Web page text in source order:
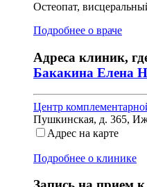
Остеопат,
Подробнее о враче
Адреса клиник,
Бакакина Елена
Центр
Пушкинская, д. 365,
Адрес на карте
Подробнее о клинике